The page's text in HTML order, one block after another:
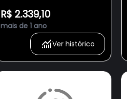
R$ 2.339,10
mais de 1 ano
Ver histórico